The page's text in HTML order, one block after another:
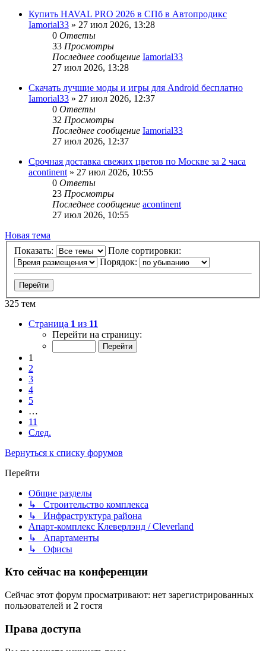
Купить HAVAL PRO 2026 в СПб в Автопродикс
Iamorial33 » 27 июл 2026, 13:28
0 Ответы
33 Просмотры
Последнее сообщение Iamorial33
27 июл 2026, 13:28
Скачать лучшие моды и игры для Android бесплатно
Iamorial33 » 27 июл 2026, 12:37
0 Ответы
32 Просмотры
Последнее сообщение Iamorial33
27 июл 2026, 12:37
Срочная доставка свежих цветов по Москве за 2 часа
acontinent » 27 июл 2026, 10:55
0 Ответы
23 Просмотры
Последнее сообщение acontinent
27 июл 2026, 10:55
Новая тема
Показать:
Поле сортировки:
Порядок:
325 тем
Страница 1 из 11
Перейти на страницу:
1
2
3
4
5
…
11
След.
Вернуться к списку форумов
Перейти
Общие разделы
↳ Строительство комплекса
↳ Инфраструктура района
Апарт-комплекс Клеверлэнд / Cleverland
↳ Апартаменты
↳ Офисы
Кто сейчас на конференции
Сейчас этот форум просматривают: нет зарегистрированных
пользователей и 2 гостя
Права доступа